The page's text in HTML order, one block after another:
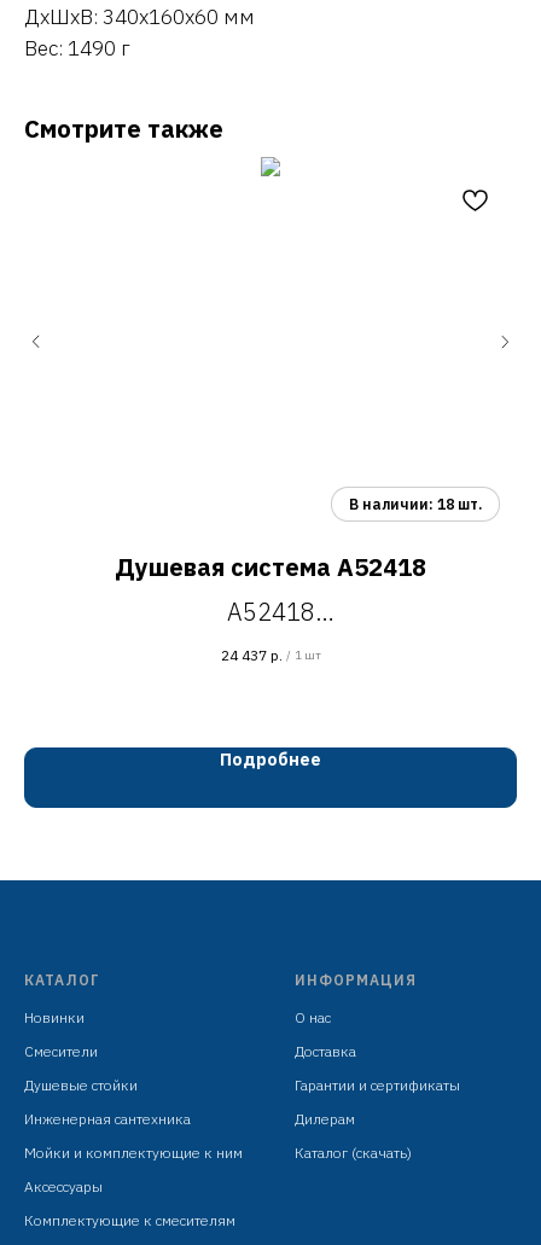
ДxШxВ: 340x160x60 мм
Вес: 1490 г
Смотрите также
Душевая система A52418
A52418
душевая стойка
мм
пластинами
верхняя лейка: сталь SUS304, ? 200х200
мм, антикальк, сатин
ручная лейка: ABS пластик, ? 90 х 111 мм,
1 режим, сатин/серый
серебристый
24 437 р. / 1 шт
Подробнее
КАТАЛОГ
Новинки
Смесители
Душевые стойки
Инженерная сантехника
Мойки и комплектующие к ним
Аксессуары
Комплектующие к смесителям
ИНФОРМАЦИЯ
О нас
Доставка
Гарантии и сертификаты
Дилерам
Каталог (скачать)